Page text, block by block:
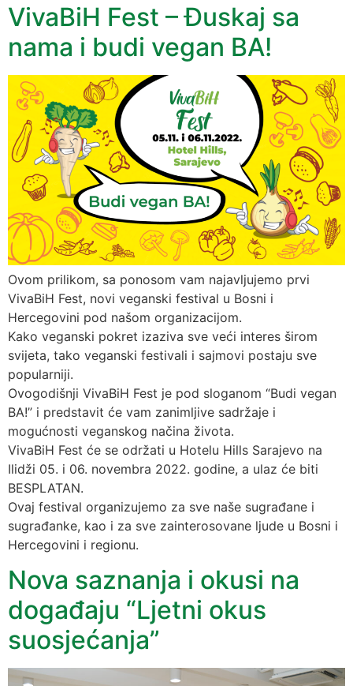
VivaBiH Fest – Đuskaj sa
nama i budi vegan BA!
Ovom prilikom, sa ponosom vam najavljujemo prvi
VivaBiH Fest, novi veganski festival u Bosni i
Hercegovini pod našom organizacijom.
Kako veganski pokret izaziva sve veći interes širom
svijeta, tako veganski festivali i sajmovi postaju sve
popularniji.
Ovogodišnji VivaBiH Fest je pod sloganom “Budi vegan
BA!” i predstavit će vam zanimljive sadržaje i
mogućnosti veganskog načina života.
VivaBiH Fest će se održati u Hotelu Hills Sarajevo na
Ilidži 05. i 06. novembra 2022. godine, a ulaz će biti
BESPLATAN.
Ovaj festival organizujemo za sve naše sugrađane i
sugrađanke, kao i za sve zainterosovane ljude u Bosni i
Hercegovini i regionu.
Nova saznanja i okusi na
događaju “Ljetni okus
suosjećanja”